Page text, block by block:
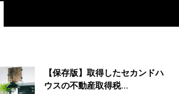
【保存版】取得したセカンドハ
ウスの不動産取得税...